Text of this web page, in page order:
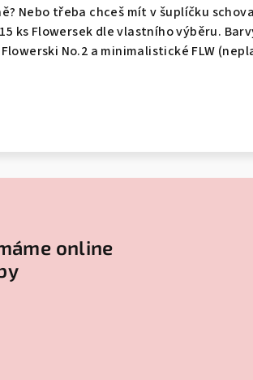
Nebo třeba chceš mít v šuplíčku
ks Flowersek dle vlastního výběru.
No.2 a minimalistické FLW
online